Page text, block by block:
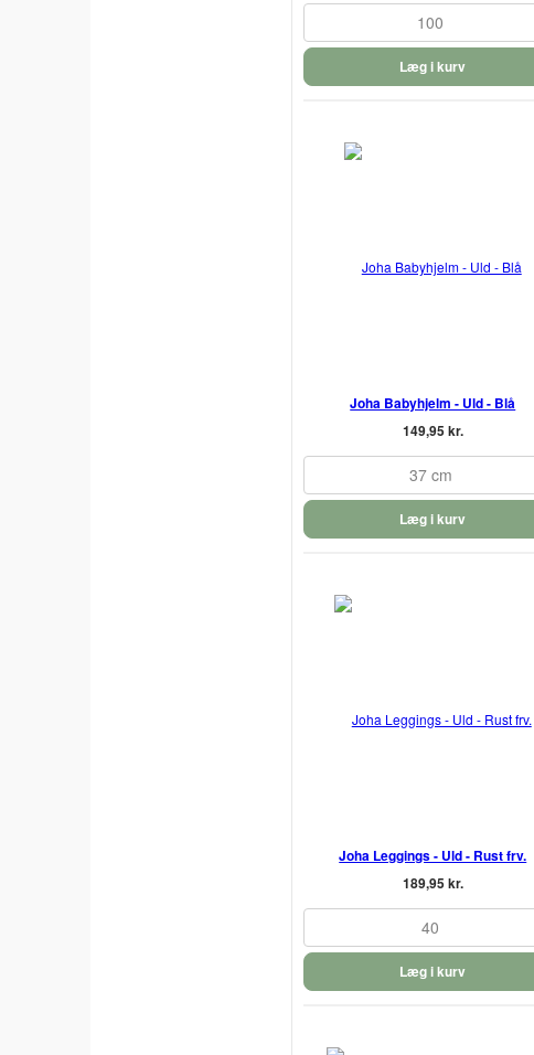
100
Læg i kurv
Joha Babyhjelm - Uld - Blå
149,95 kr.
37 cm
Læg i kurv
Joha Leggings - Uld - Rust frv.
189,95 kr.
40
Læg i kurv